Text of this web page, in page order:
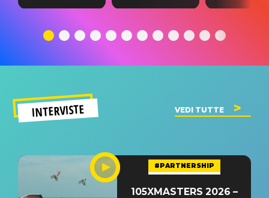
testo,
significato
traduzione e
del singolo
testo,
INTERVISTE VEDI TUTTE
#PARTNERSHIP
105XMASTERS 2026 –